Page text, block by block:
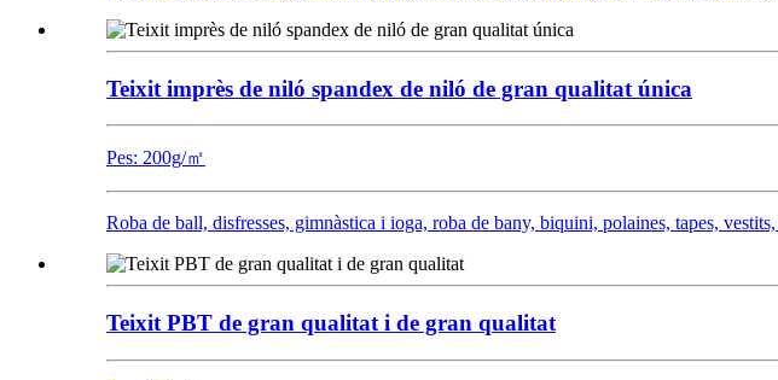
Teixit imprès de niló spandex de niló de gran qualitat única
Pes: 200g/㎡
Roba de ball, disfresses, gimnàstica i ioga, roba de bany, biquini, polaines, tapes,
Teixit PBT de gran qualitat i de gran qualitat